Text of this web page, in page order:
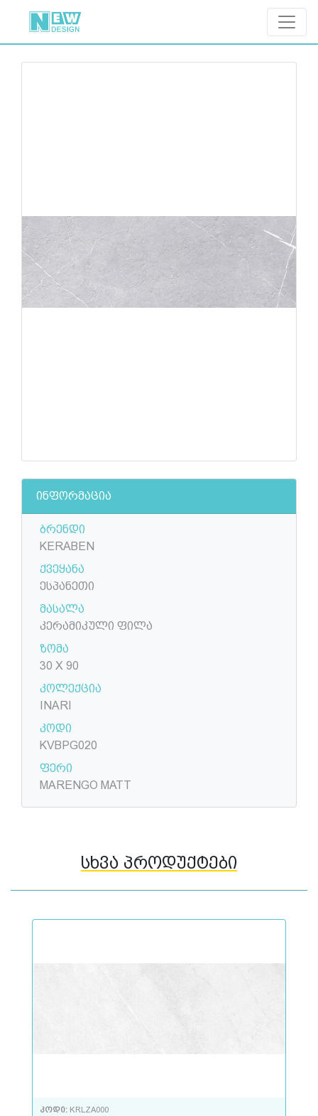
ინფორმაცია
ბრენდი
KERABEN
ქვეყანა
ესპანეთი
მასალა
კერამიკული ფილა
ზომა
30 X 90
კოლექცია
INARI
კოდი
KVBPG020
ფერი
MARENGO MATT
სხვა პროდუქტები
კოდი: KRLZA000